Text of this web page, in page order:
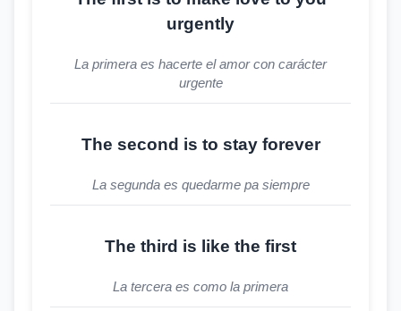
urgently
La primera es hacerte el amor con carácter
urgente
The second is to stay forever
La segunda es quedarme pa siempre
The third is like the first
La tercera es como la primera